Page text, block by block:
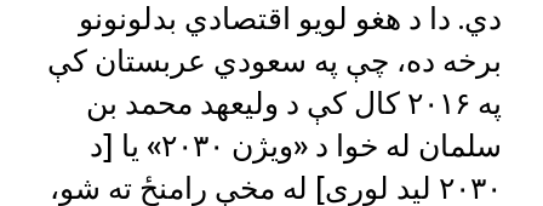
دي. دا د هغو لویو اقتصادي بدلونونو
برخه ده، چې په سعودي عربستان کې
په ۲۰۱۶ کال کې د ولیعهد محمد بن
سلمان له خوا د «ویژن ۲۰۳۰» یا [د
۲۰۳۰ لید لوری] له مخې رامنځ ته شو،